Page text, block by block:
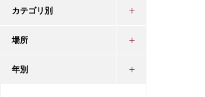
カテゴリ別
場所
年別